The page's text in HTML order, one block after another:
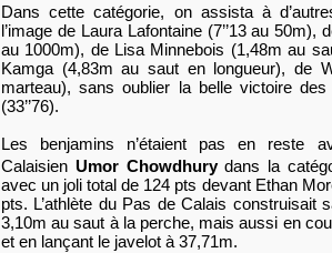
Dans cette catégorie, on assista à
l’image de Laura Lafontaine (7’’13 au 50m),
au 1000m), de Lisa Minnebois (1,48m au
Kamga (4,83m au saut en longueur), de
marteau), sans oublier la belle victoire
(33’’76).
Les benjamins n’étaient pas en reste
Calaisien Umor Chowdhurydans la
avec un joli total de 124 pts devant Ethan
pts. L’athlète du Pas de Calais construisait
3,10m au saut à la perche, mais aussi en
et en lançant le javelot à 37,71m.